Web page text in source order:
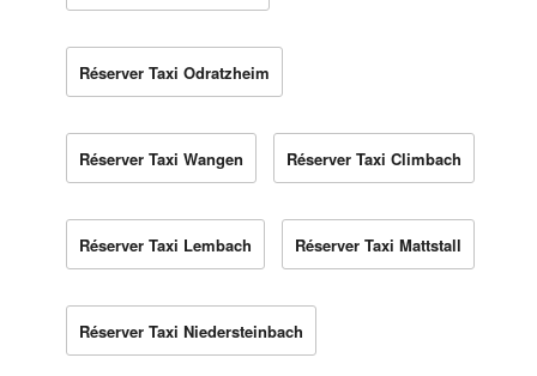
Réserver Taxi Odratzheim
Réserver Taxi Wangen Réserver Taxi Climbach
Réserver Taxi Lembach Réserver Taxi Mattstall
Réserver Taxi Niedersteinbach